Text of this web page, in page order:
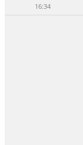
16:34